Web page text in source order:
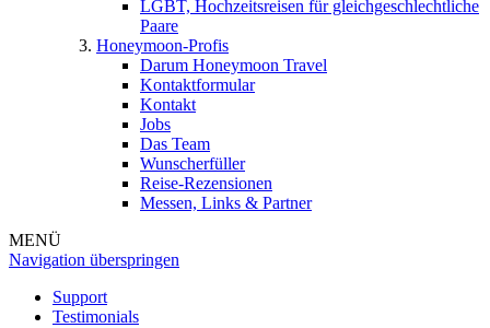
LGBT, Hochzeitsreisen für gleichgeschlechtliche
Paare
Honeymoon-Profis
Darum Honeymoon Travel
Kontaktformular
Kontakt
Jobs
Das Team
Wunscherfüller
Reise-Rezensionen
Messen, Links & Partner
MENÜ
Navigation überspringen
Support
Testimonials